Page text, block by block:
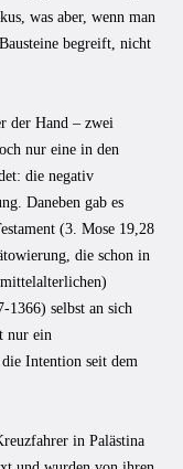
was aber, wenn man
begreift, nicht
der Hand – zwei
nur eine in den
die negativ
Daneben gab es
(3. Mose 19,28
die schon in
1366) selbst an sich
nur ein
Intention seit dem
in Palästina